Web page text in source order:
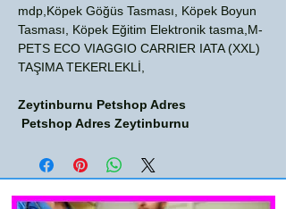
mdp,Köpek Göğüs Tasması, Köpek Boyun
Tasması, Köpek Eğitim Elektronik tasma,M-
PETS ECO VIAGGIO CARRIER IATA (XXL)
TAŞIMA TEKERLEKLİ,
Zeytinburnu Petshop Adres
Petshop Adres Zeytinburnu